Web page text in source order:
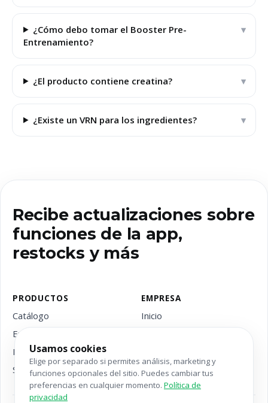
¿Cómo debo tomar el Booster Pre-
Entrenamiento?
¿El producto contiene creatina?
¿Existe un VRN para los ingredientes?
Recibe actualizaciones sobre
funciones de la app,
restocks y más
PRODUCTOS
Catálogo
Envío
Precios
Servicios
EMPRESA
Inicio
Usamos cookies
Elige por separado si permites análisis, marketing y
funciones opcionales del sitio. Puedes cambiar tus
preferencias en cualquier momento. Política de
privacidad